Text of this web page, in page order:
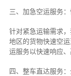
三、加急空运服务
针对紧急运输需求
地区的货物快速空
运服务以快速响应
四、整车直达服务